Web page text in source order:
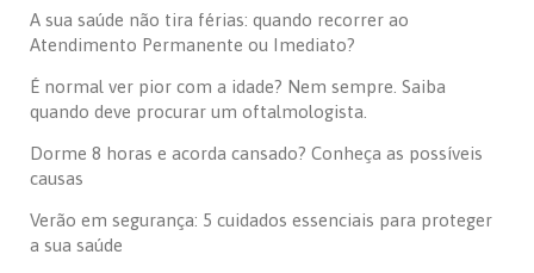
A sua saúde não tira férias: quando recorrer ao
Atendimento Permanente ou Imediato?
É normal ver pior com a idade? Nem sempre. Saiba
quando deve procurar um oftalmologista.
Dorme 8 horas e acorda cansado? Conheça as possíveis
causas
Verão em segurança: 5 cuidados essenciais para proteger
a sua saúde